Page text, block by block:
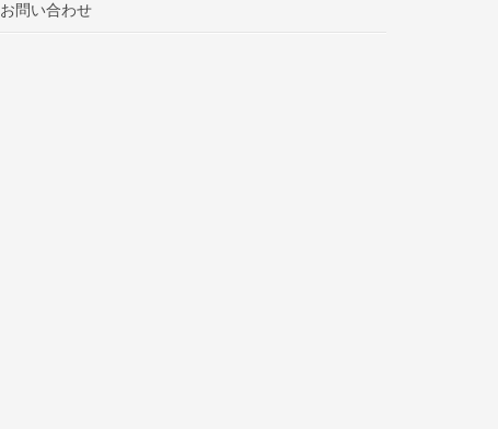
お問い合わせ